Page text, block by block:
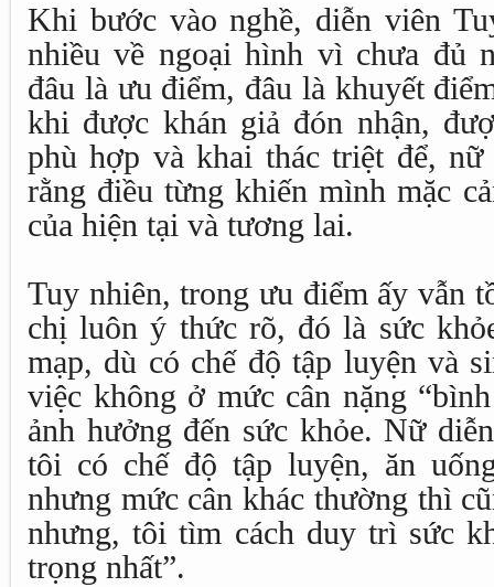
Khi bước vào nghề, diễn viên
nhiều về ngoại hình vì chưa đủ
đâu là ưu điểm, đâu là khuyết
khi được khán giả đón nhận,
phù hợp và khai thác triệt để,
rằng điều từng khiến mình mặc
của hiện tại và tương lai.
Tuy nhiên, trong ưu điểm ấy vẫn
chị luôn ý thức rõ, đó là sức
mạp, dù có chế độ tập luyện và
việc không ở mức cân nặng
ảnh hưởng đến sức khỏe. Nữ
tôi có chế độ tập luyện, ăn
nhưng mức cân khác thường thì
nhưng, tôi tìm cách duy trì sức
trọng nhất”.